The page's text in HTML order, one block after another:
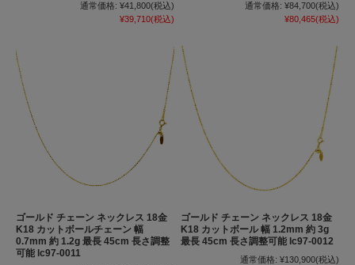
通常価格: ¥41,800(税込)
¥39,710(税込)
通常価格: ¥84,700(税込)
¥80,465(税込)
ゴールド チェーン ネックレス 18金
K18 カットボールチェーン 幅
0.7mm 約 1.2g 最長 45cm 長さ調整
可能 lc97-0011
ゴールド チェーン ネックレス 18金
K18 カットボール 幅 1.2mm 約 3g
最長 45cm 長さ調整可能 lc97-0012
通常価格: ¥130,900(税込)